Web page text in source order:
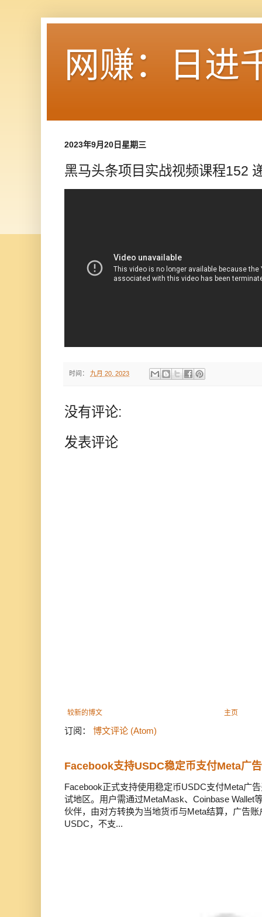
网赚：日进
2023年9月20日星期三
黑马头条项目实战视频课程152
时间： 九月 20, 2023
没有评论:
发表评论
较新的博文 主页
订阅： 博文评论 (Atom)
Facebook支持USDC稳定币支付Meta广
Facebook正式支持使用稳定币USDC支付Meta广
试地区。用户需通过MetaMask、Coinbase Wallet
伙伴，由对方转换为当地货币与Meta结算，广告
USDC，不支...